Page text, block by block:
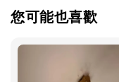
您可能也喜歡